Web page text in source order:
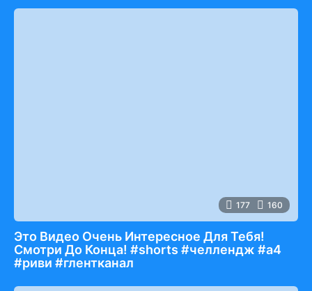
177 160
Это Видео Очень Интересное Для Тебя!
Смотри До Конца! #shorts #челлендж #а4
#риви #глентканал